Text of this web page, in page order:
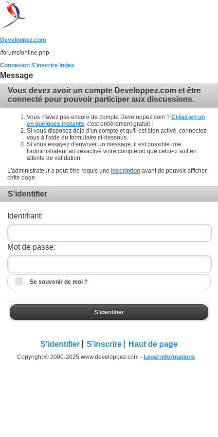
Developpez.com
/forums/online.php
Connexion S'inscrire Index
Message
Vous devez avoir un compte Developpez.com et être
connecté pour pouvoir participer aux discussions.
Vous n'avez pas encore de compte Developpez.com ? Créez-en un
en quelques instants , c'est entièrement gratuit !
Si vous disposez déjà d'un compte et qu'il est bien activé, connectez-
vous à l'aide du formulaire ci-dessous.
Si vous essayez d'envoyer un message, il est possible que
l'administrateur ait désactivé votre compte ou que celui-ci soit en
attente de validation.
L'administrateur a peut-être requis une inscription avant de pouvoir afficher
cette page.
S'identifier
Identifiant:
Mot de passe:
Se souvenir de moi ?
S'identifier
S'identifier S'inscrire Haut de page
Copyright © 2000-2025 www.developpez.com - Legal informations